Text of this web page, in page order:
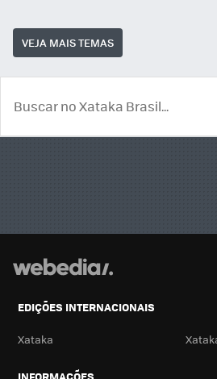
VEJA MAIS TEMAS
EDIÇÕES INTERNACIONAIS
Xataka